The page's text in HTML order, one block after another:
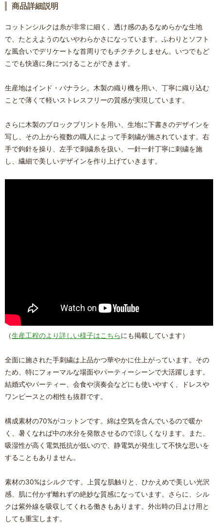
商品詳細説明
コットンシルクは糸が非常に細く、透け感のあるなめらかな生地
で、たとえようのないやわらかさになっています。ふわりとソフト
な風合いでデリケートな首周りでもチクチクしません。いつでもど
こでも快適に身につけることができます。
生産地はインド・バナラシ。木製の織り機を用い、丁寧に織り込む
ことで薄くて軽いストレスフリーの質感が実現しています。
さらに木製のブロックプリントを用い、生地に下書きのデザインを
写し、その上から複数の職人によって手刺繍が施されています。右
手で鉤針を操り、左手で刺繍糸を扱い、一針一針丁寧に刺繍を施
し、繊細で美しいデザインを作り上げていきます。
（生産工程のより詳しい様子はこちらにも掲載しています）
全面に施された手刺繍は上品かつ華やかに仕上がっています。その
ため、特にフォーマルな場面やパーティーシーンで大活躍します。
結婚式やパーティー、会食や演奏会などにも使いやすく、ドレスや
ワンピースとの相性も抜群です。
構成素材の70%がコットンです。綿は空気を含んでいるので暖か
く、暑くなれば中の水分を発散させるので涼しくなります。また、
吸湿性が高く電気抵抗が低いので、静電気が発生して不快な思いを
することもありません。
素材の30%はシルクです。上質な肌触りと、ひかえめで美しい光沢
感、肌に付かず離れずの絶妙な質感になっています。さらに、シル
クは紫外線を吸収してくれる働きもあります。外出時の日よけ用と
しても重宝します。